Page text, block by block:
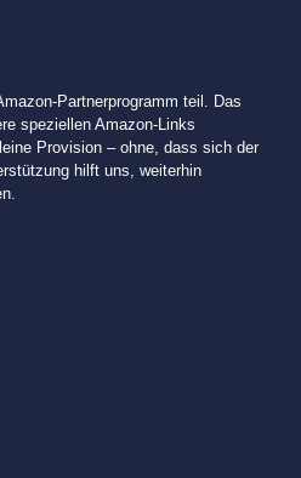
Partnerprogramm teil. Das
speziellen Amazon-Links
Provision – ohne, dass sich der
hilft uns, weiterhin